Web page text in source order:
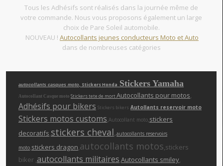
Tous les Adhésifs sont réalisés dans la journée même de
votre commande. Nous vous proposons également un large
choix de Pare Soleil automobile.
NOUVEAU ! Autocollants jeunes conducteurs Moto et Auto
dans de nombreuses catégories
autocollants casques moto , Stickers Honda Stickers Yamaha
Autocollant Casque moto Stickers tete de mortAutocollants pour motos
Adhésifs pour bikers Stickers bikers Autollants reservoir moto
Stickers motos customs Autocollant moto stickers
decoratifs stickers cheval,autocollants reservoirs
moto stickers dragon autocollants motos ,stickers
biker , autocollants militaires Autocollants smiley